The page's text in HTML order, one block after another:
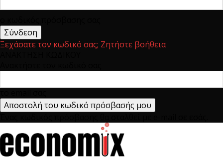
Ξεχάσατε τον κωδικό σας; Ζητήστε βοήθεια